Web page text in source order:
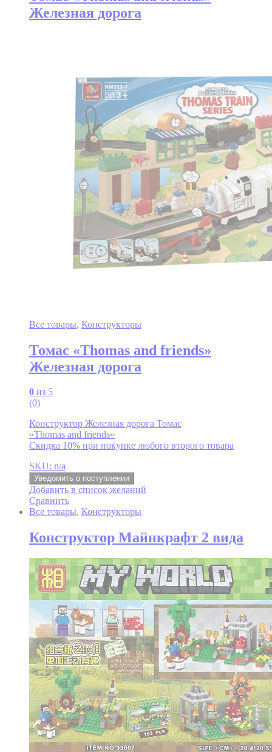
Железная дорога
Все товары, Конструкторы
Томас «Thomas and friends»
Железная дорога
0 из 5
(0)
Конструктор Железная дорога Томас
«Thomas and friends»
Скидка 10% при покупке любого второго товара
SKU: n/a
Уведомить о поступлении
Добавить в список желаний
Сравнить
Все товары, Конструкторы
Конструктор Майнкрафт 2 вида